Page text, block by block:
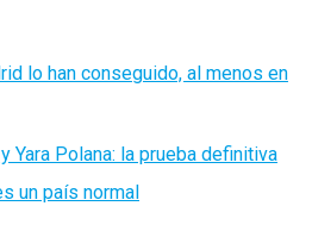
lo han conseguido, al menos en
Yara Polana: la prueba definitiva
un país normal